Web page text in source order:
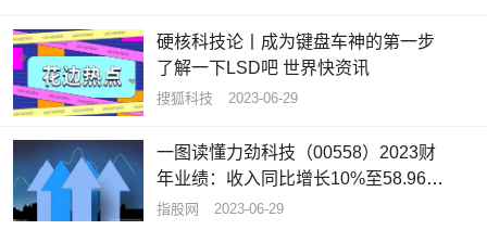
硬核科技论丨成为键盘车神的第一步
了解一下LSD吧 世界快资讯
搜狐科技 2023-06-29
一图读懂力劲科技（00558）2023财
年业绩：收入同比增长10%至58.96亿
港元
指股网 2023-06-29